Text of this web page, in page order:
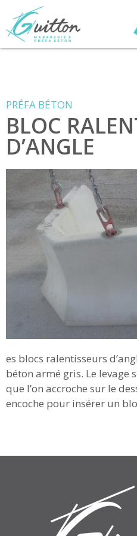
PRÉFA BÉTON
BLOC
D’ANGLE
es blocs ralentisseurs
béton armé gris. Le levage
que l’on accroche sur le
encoche pour insérer un